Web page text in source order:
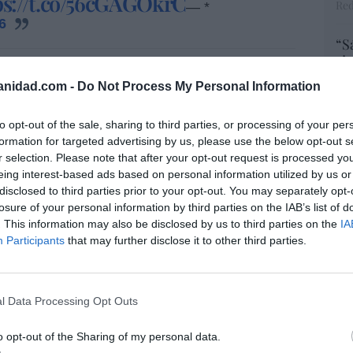
- Do Not Process My Personal Information
opt-out of the sale, sharing to third parties, or processing of your
for targeted advertising by us, please use the below opt-out
selection. Please note that after your opt-out request is processed
interest-based ads based on personal information utilized by us
to third parties prior to your opt-out. You may separately
of your personal information by third parties on the IAB’s list of
This information may also be disclosed by us to third parties on the
Participants that may further disclose it to other third parties.
Data Processing Opt Outs
opt-out of the Sharing of my personal data.
— *
de cultura,
acudan al cine por dos euros y para que los
cuando votan, reciban el bono cultural de
decírselo, dos éxitos sin precedentes.
programa Cine Senior con una
objetivo:
de las personas de 65 o más
El